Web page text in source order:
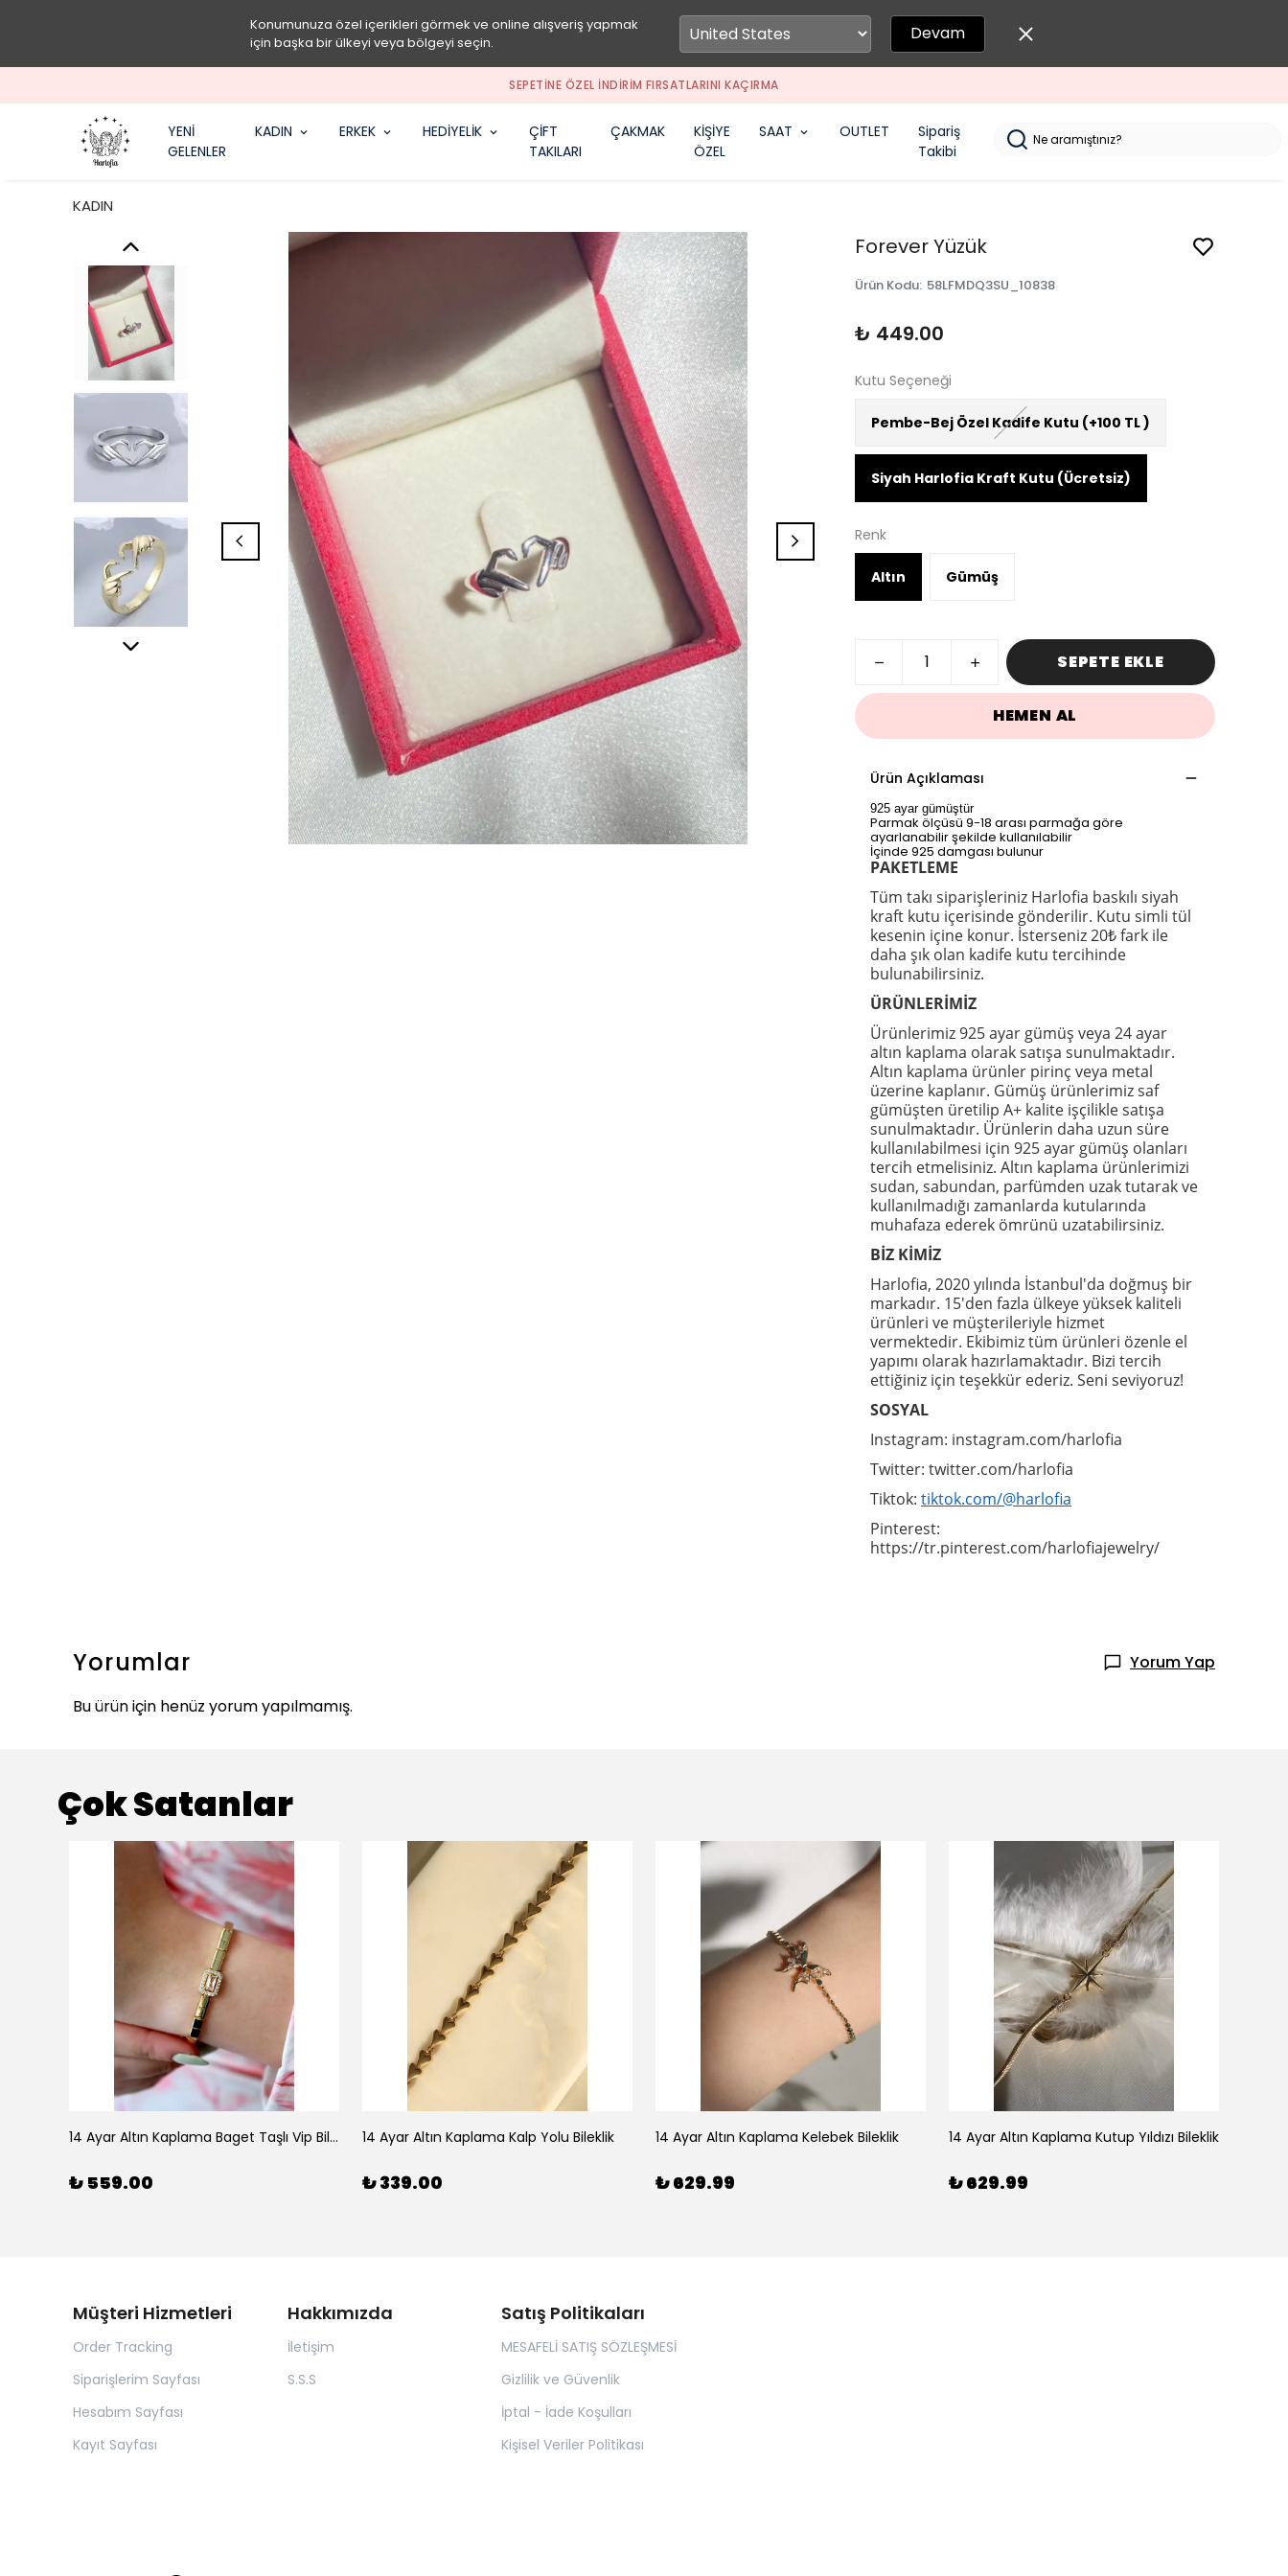
Konumunuza özel içerikleri görmek ve online alışveriş yapmak
için başka bir ülkeyi veya bölgeyi seçin.
Devam
SEPETİNE ÖZEL İNDİRİM FIRSATLARINI KAÇIRMA
YENİ
GELENLER
KADIN ERKEK HEDİYELİK
ÇİFT
TAKILARI
ÇAKMAK
KİŞİYE
ÖZEL
SAAT OUTLET
Sipariş
Takibi
KADIN
Forever Yüzük
Ürün Kodu: 58LFMDQ3SU_10838
₺ 449.00
Kutu Seçeneği
Pembe-Bej Özel Kadife Kutu (+100 TL )
Siyah Harlofia Kraft Kutu (Ücretsiz)
Renk
Altın Gümüş
SEPETE EKLE
HEMEN AL
Ürün Açıklaması
925 ayar gümüştür
Parmak ölçüsü 9-18 arası parmağa göre
ayarlanabilir şekilde kullanılabilir
İçinde 925 damgası bulunur
PAKETLEME
Tüm takı siparişleriniz Harlofia baskılı siyah
kraft kutu içerisinde gönderilir. Kutu simli tül
kesenin içine konur. İsterseniz 20₺ fark ile
daha şık olan kadife kutu tercihinde
bulunabilirsiniz.
ÜRÜNLERİMİZ
Ürünlerimiz 925 ayar gümüş veya 24 ayar
altın kaplama olarak satışa sunulmaktadır.
Altın kaplama ürünler pirinç veya metal
üzerine kaplanır. Gümüş ürünlerimiz saf
gümüşten üretilip A+ kalite işçilikle satışa
sunulmaktadır. Ürünlerin daha uzun süre
kullanılabilmesi için 925 ayar gümüş olanları
tercih etmelisiniz. Altın kaplama ürünlerimizi
sudan, sabundan, parfümden uzak tutarak ve
kullanılmadığı zamanlarda kutularında
muhafaza ederek ömrünü uzatabilirsiniz.
BİZ KİMİZ
Harlofia, 2020 yılında İstanbul'da doğmuş bir
markadır. 15'den fazla ülkeye yüksek kaliteli
ürünleri ve müşterileriyle hizmet
vermektedir. Ekibimiz tüm ürünleri özenle el
yapımı olarak hazırlamaktadır. Bizi tercih
ettiğiniz için teşekkür ederiz. Seni seviyoruz!
SOSYAL
Instagram: instagram.com/harlofia
Twitter: twitter.com/harlofia
Tiktok: tiktok.com/@harlofia
Pinterest:
https://tr.pinterest.com/harlofiajewelry/
Yorumlar
Yorum Yap
Bu ürün için henüz yorum yapılmamış.
Çok Satanlar
14 Ayar Altın Kaplama Baget Taşlı Vip Bileklik
₺ 559.00
14 Ayar Altın Kaplama Kalp Yolu Bileklik
₺ 339.00
14 Ayar Altın Kaplama Kelebek Bileklik
₺ 629.99
14 Ayar Altın Kaplama Kutup Yıldızı Bileklik
₺ 629.99
Müşteri Hizmetleri
Order Tracking
Siparişlerim Sayfası
Hesabım Sayfası
Kayıt Sayfası
Hakkımızda
İletişim
S.S.S
Satış Politikaları
MESAFELİ SATIŞ SÖZLEŞMESİ
Gizlilik ve Güvenlik
İptal - İade Koşulları
Kişisel Veriler Politikası